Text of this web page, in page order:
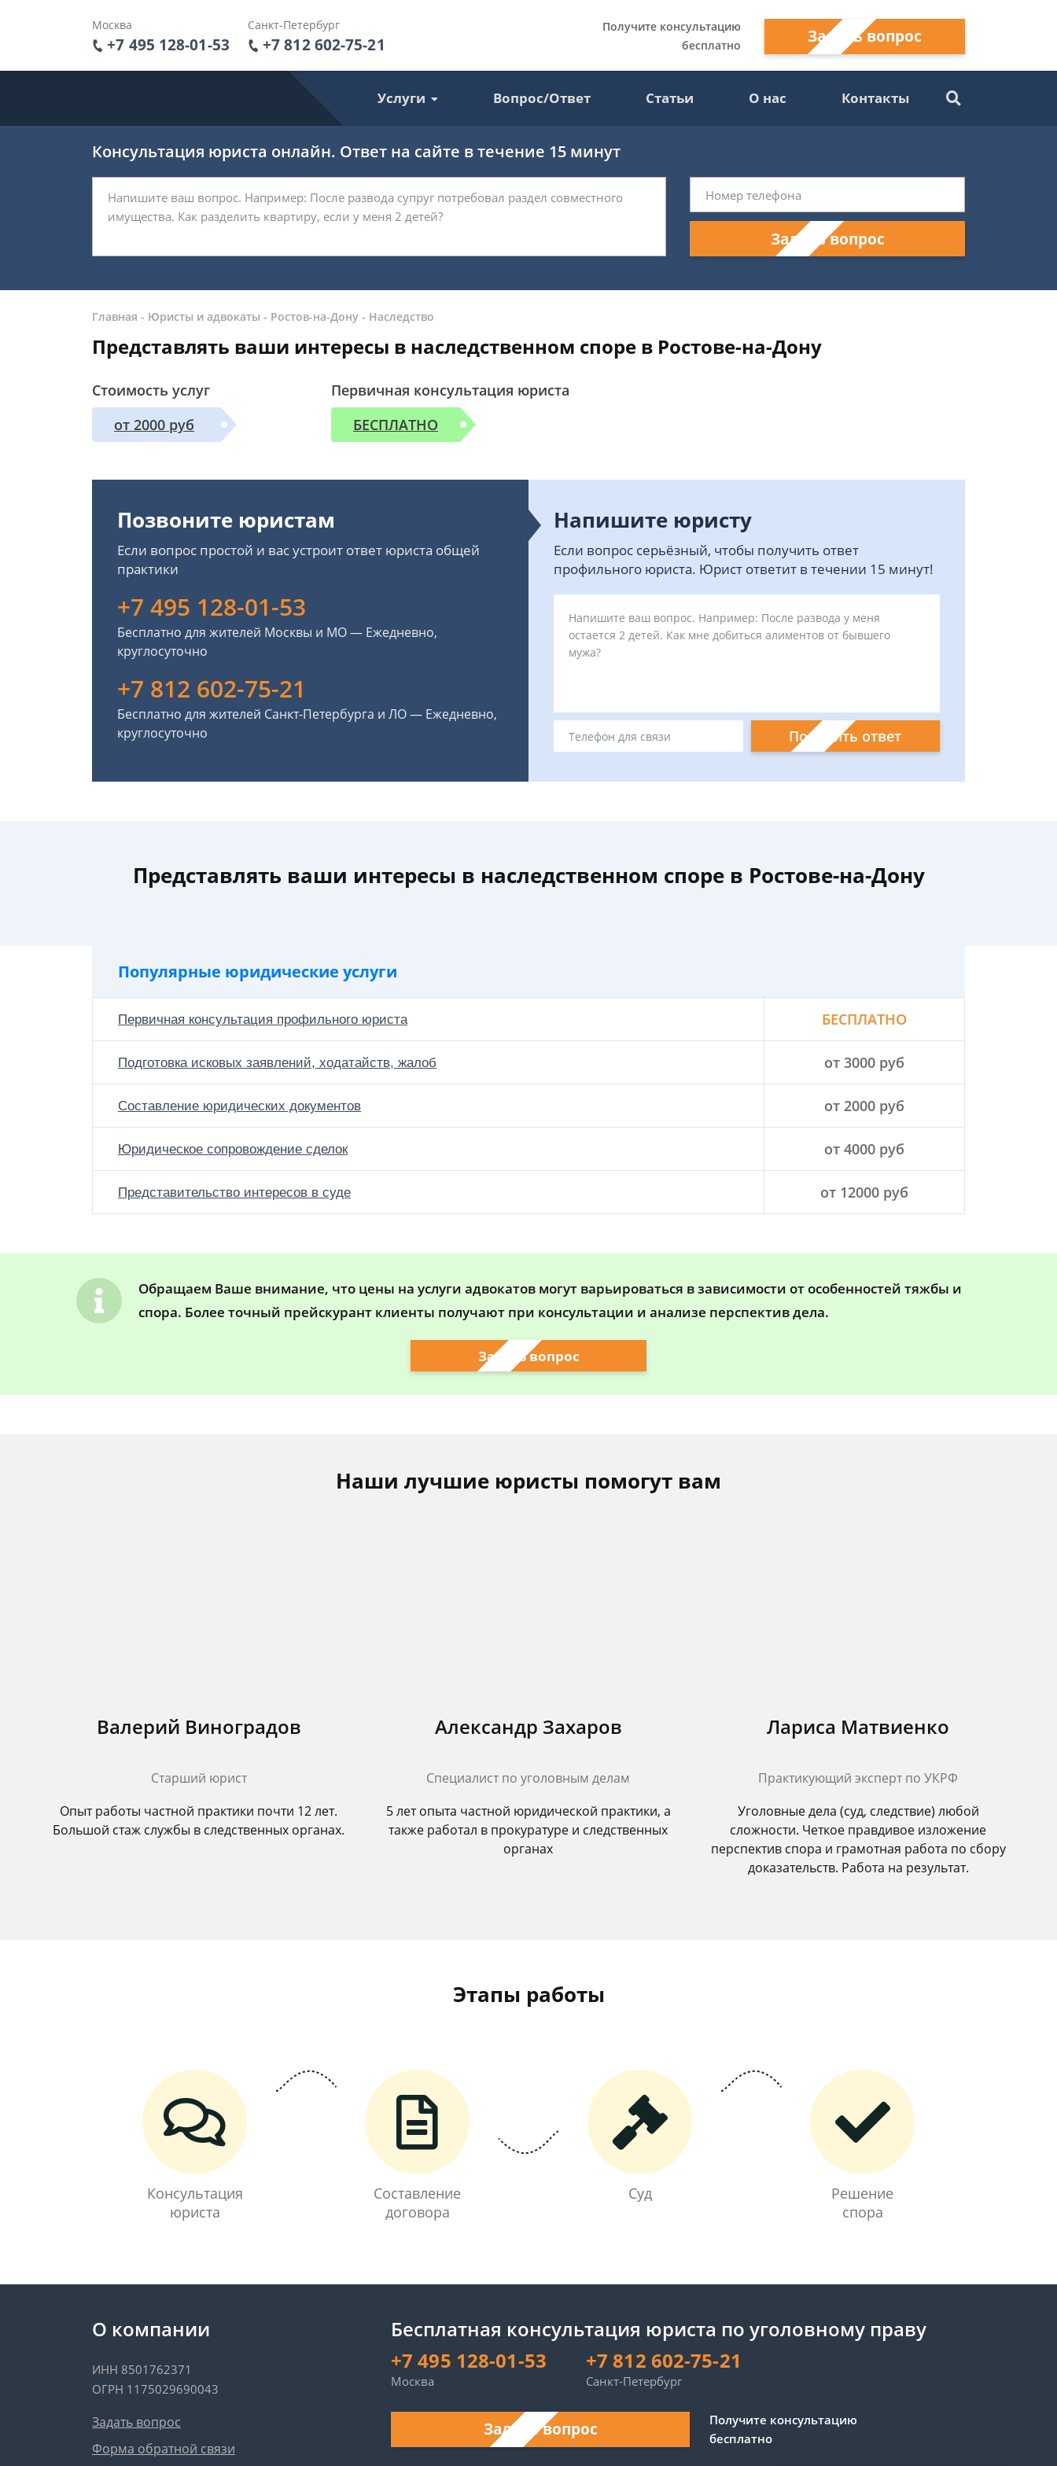
Москва
+7 495 128-01-53
Санкт-Петербург
+7 812 602-75-21
Получите консультацию
бесплатно
Задать вопрос
Услуги Вопрос/Ответ Статьи О нас Контакты
Консультация юриста онлайн. Ответ на сайте в течение 15 минут
Задать вопрос
Главная - Юристы и адвокаты - Ростов-на-Дону - Наследство
Представлять ваши интересы в наследственном споре в Ростове-на-Дону
Стоимость услуг
от 2000 руб
Первичная консультация юриста
БЕСПЛАТНО
Позвоните юристам
Если вопрос простой и вас устроит ответ юриста общей
практики
+7 495 128-01-53
Бесплатно для жителей Москвы и МО — Ежедневно,
круглосуточно
+7 812 602-75-21
Бесплатно для жителей Санкт-Петербурга и ЛО — Ежедневно,
круглосуточно
Напишите юристу
Если вопрос серьёзный, чтобы получить ответ
профильного юриста. Юрист ответит в течении 15 минут!
Получить ответ
Представлять ваши интересы в наследственном споре в Ростове-на-Дону
Популярные юридические услуги
Первичная консультация профильного юриста БЕСПЛАТНО
Подготовка исковых заявлений, ходатайств, жалоб от 3000 руб
Составление юридических документов от 2000 руб
Юридическое сопровождение сделок от 4000 руб
Представительство интересов в суде от 12000 руб
Обращаем Ваше внимание, что цены на услуги адвокатов могут варьироваться в зависимости от особенностей тяжбы и
спора. Более точный прейскурант клиенты получают при консультации и анализе перспектив дела.
Задать вопрос
Наши лучшие юристы помогут вам
Валерий Виноградов
Старший юрист
Опыт работы частной практики почти 12 лет.
Большой стаж службы в следственных органах.
Александр Захаров
Специалист по уголовным делам
5 лет опыта частной юридической практики, а
также работал в прокуратуре и следственных
органах
Лариса Матвиенко
Практикующий эксперт по УКРФ
Уголовные дела (суд, следствие) любой
сложности. Четкое правдивое изложение
перспектив спора и грамотная работа по сбору
доказательств. Работа на результат.
Этапы работы
Консультация
юриста
Составление
договора
Суд
Решение
спора
О компании
ИНН 8501762371
ОГРН 1175029690043
Задать вопрос
Форма обратной связи
Бесплатная консультация юриста по уголовному праву
+7 495 128-01-53
Москва
+7 812 602-75-21
Санкт-Петербург
Задать вопрос
Получите консультацию
бесплатно